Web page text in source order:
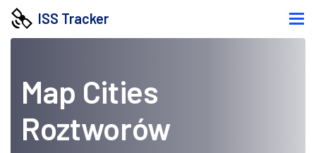
ISS Tracker
Map Cities
Roztworów